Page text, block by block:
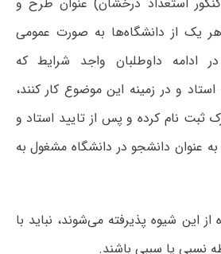
یک از دانشگاه‌ها به صورت عمومی
ادامه داوطلبان واجد شرایط که
و در زمینه این موضوع کار کنند،
ثبت نام کرده و پس از تایید استاد و
عنوان دانشجو در دانشگاه مشغول به
از این شیوه پذیرفته می‌شوند، نباید با
نسبی یا سببی باشند.